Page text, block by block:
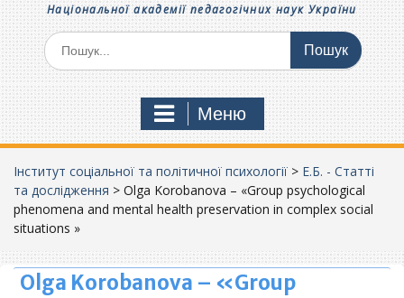
Національної академії педагогічних наук України
Шукати:
Меню
Інститут соціальної та політичної психології > Е.Б. - Статті
та дослідження > Olga Korobanova – «Group psychological
phenomena and mental health preservation in complex social
situations »
Olga Korobanova – «Group